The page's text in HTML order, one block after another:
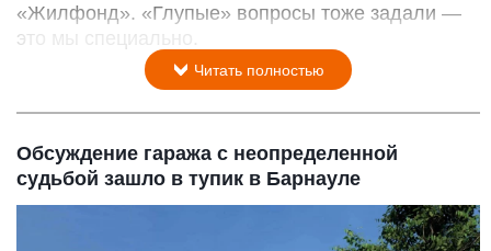
«Жилфонд». «Глупые» вопросы тоже задали —
это мы специально.
Читать полностью
Обсуждение гаража с неопределенной
судьбой зашло в тупик в Барнауле